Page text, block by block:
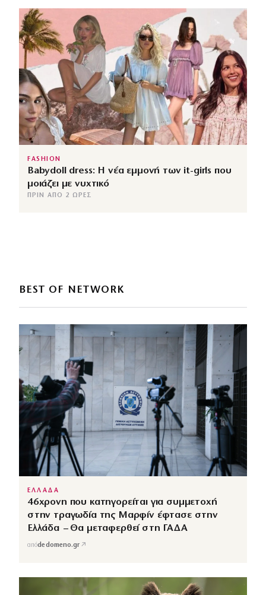
FASHION
Babydoll dress: Η νέα εμμονή των it-girls που
μοιάζει με νυχτικό
ΠΡΙΝ ΑΠΌ 2 ΏΡΕΣ
BEST OF NETWORK
ΕΛΛΑΔΑ
46χρονη που κατηγορείται για συμμετοχή
στην τραγωδία της Μαρφίν έφτασε στην
Ελλάδα – Θα μεταφερθεί στη ΓΑΔΑ
απόdedomeno.gr ↗